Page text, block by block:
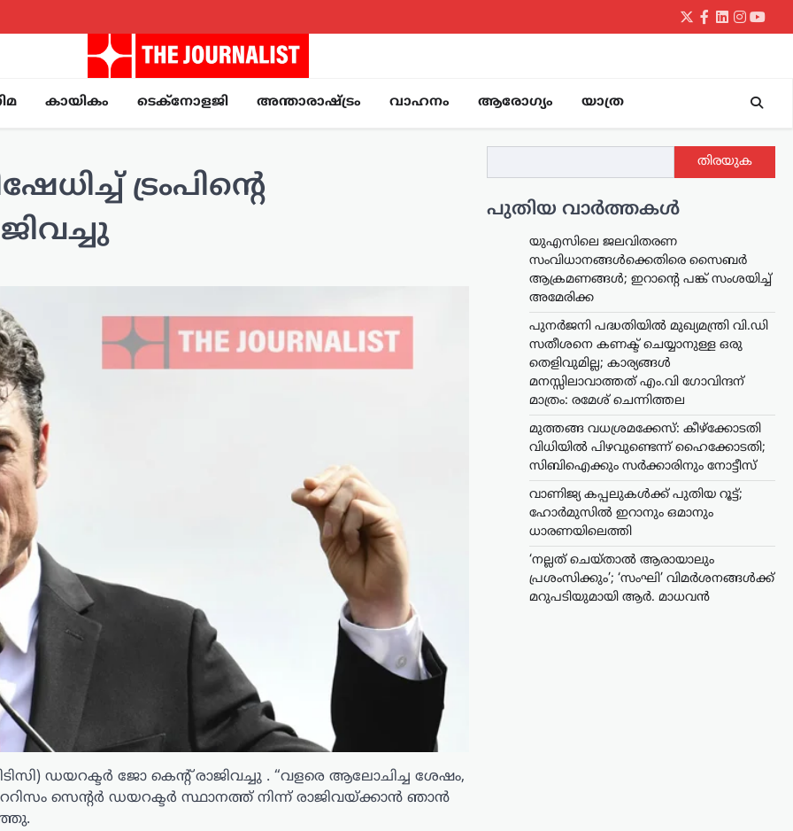
Twitter
Facebook
LinkedIn
കായികം ടെക്നോളജി അന്താരാഷ്ട്രം വാഹനം ആരോഗ്യം യാത്ര
ട്രംപിന്റെ
ഡയറക്ടർ ജോ കെന്റ് രാജിവച്ചു . “വളരെ ആലോചിച്ച ശേഷം,
സെന്റർ ഡയറക്ടർ സ്ഥാനത്ത് നിന്ന് രാജിവയ്ക്കാൻ ഞാൻ
തിരയുക
പുതിയ വാർത്തകൾ
യുഎസിലെ ജലവിതരണ
സംവിധാനങ്ങൾക്കെതിരെ സൈബർ
ആക്രമണങ്ങൾ; ഇറാന്റെ പങ്ക് സംശയിച്ച്
അമേരിക്ക
പുനർജനി പദ്ധതിയിൽ മുഖ്യമന്ത്രി വി.ഡി
സതീശനെ കണക്ട് ചെയ്യാനുള്ള ഒരു
തെളിവുമില്ല; കാര്യങ്ങൾ
മനസ്സിലാവാത്തത് എം.വി ഗോവിന്ദന്
മാത്രം: രമേശ് ചെന്നിത്തല
മുത്തങ്ങ വധശ്രമക്കേസ്: കീഴ്‌ക്കോടതി
വിധിയിൽ പിഴവുണ്ടെന്ന് ഹൈക്കോടതി;
സിബിഐക്കും സർക്കാരിനും നോട്ടീസ്
വാണിജ്യ കപ്പലുകൾക്ക് പുതിയ റൂട്ട്;
ഹോർമുസിൽ ഇറാനും ഒമാനും
ധാരണയിലെത്തി
‘നല്ലത് ചെയ്താൽ ആരായാലും
പ്രശംസിക്കും’; ‘സംഘി’ വിമർശനങ്ങൾക്ക്
മറുപടിയുമായി ആർ. മാധവൻ